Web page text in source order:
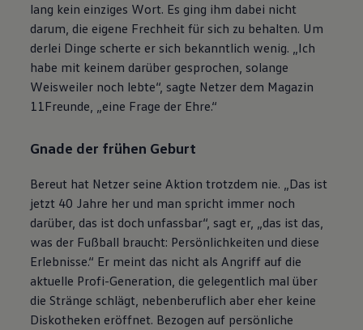
lang kein einziges Wort. Es ging ihm dabei nicht
darum, die eigene Frechheit für sich zu behalten. Um
derlei Dinge scherte er sich bekanntlich wenig. „Ich
habe mit keinem darüber gesprochen, solange
Weisweiler noch lebte“, sagte Netzer dem Magazin
11Freunde, „eine Frage der Ehre.“
Gnade der frühen Geburt
Bereut hat Netzer seine Aktion trotzdem nie. „Das ist
jetzt 40 Jahre her und man spricht immer noch
darüber, das ist doch unfassbar“, sagt er, „das ist das,
was der Fußball braucht: Persönlichkeiten und diese
Erlebnisse.“ Er meint das nicht als Angriff auf die
aktuelle Profi-Generation, die gelegentlich mal über
die Stränge schlägt, nebenberuflich aber eher keine
Diskotheken eröffnet. Bezogen auf persönliche